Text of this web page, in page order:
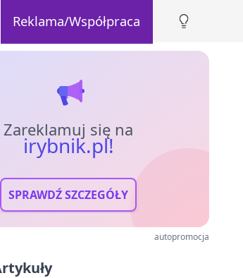
Reklama/Współpraca
Zareklamuj się na
irybnik.pl!
SPRAWDŹ SZCZEGÓŁY
autopromocja